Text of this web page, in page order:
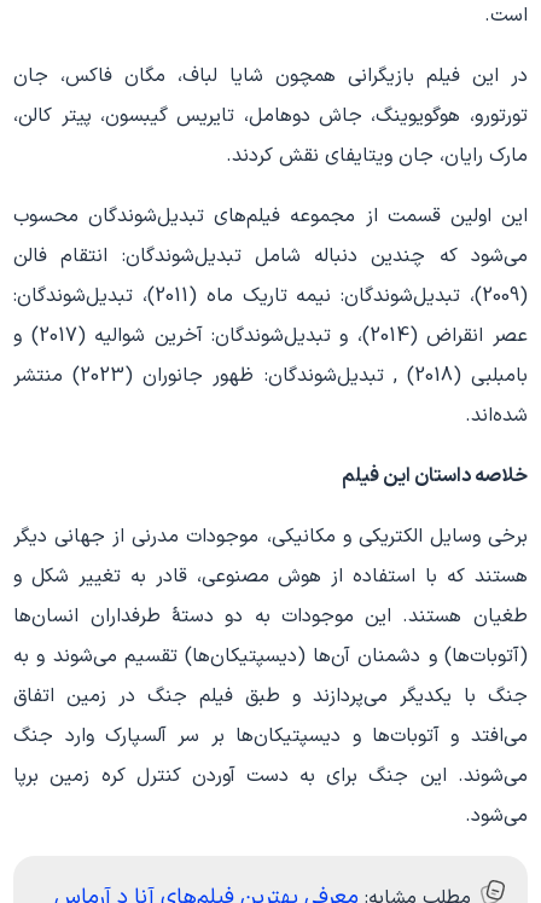
است.
در این فیلم بازیگرانی همچون شایا لباف، مگان فاکس، جان
تورتورو، هوگویوینگ، جاش دوهامل، تایریس گیبسون، پیتر کالن،
مارک رایان، جان ویتایفای نقش کردند.
این اولین قسمت از مجموعه فیلم‌های تبدیل‌شوندگان محسوب
می‌شود که چندین دنباله شامل تبدیل‌شوندگان: انتقام فالن
(2009)، تبدیل‌شوندگان: نیمه تاریک ماه (2011)، تبدیل‌شوندگان:
عصر انقراض (2014)، و تبدیل‌شوندگان: آخرین شوالیه (2017) و
بامبلبی (2018) , تبدیل‌شوندگان: ظهور جانوران (2023) منتشر
شده‌اند.
خلاصه داستان این فیلم
برخی وسایل الکتریکی و مکانیکی، موجودات مدرنی از جهانی دیگر
هستند که با استفاده از هوش مصنوعی، قادر به تغییر شکل و
طغیان هستند. این موجودات به دو دستهٔ طرفداران انسان‌ها
(آتوبات‌ها) و دشمنان آن‌ها (دیسپتیکان‌ها) تقسیم می‌شوند و به
جنگ با یکدیگر می‌پردازند و طبق فیلم جنگ در زمین اتفاق
می‌افتد و آتوبات‌ها و دیسپتیکان‌ها بر سر آلسپارک وارد جنگ
می‌شوند. این جنگ برای به دست آوردن کنترل کره زمین برپا
می‌شود.